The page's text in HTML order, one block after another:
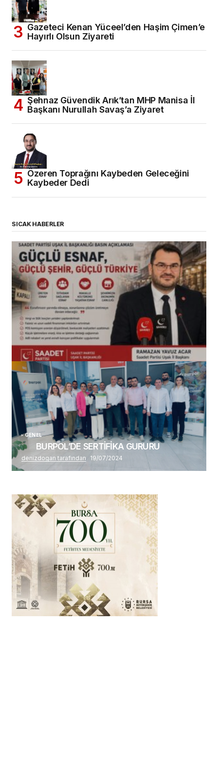
Gazeteci Kenan Yüceel’den Haşim Çimen’e
Hayırlı Olsun Ziyareti
Şehnaz Güvendik Arık’tan MHP Manisa İl
Başkanı Nurullah Savaş’a Ziyaret
Özeren Toprağını Kaybeden Geleceğini
Kaybeder Dedi
SICAK HABERLER
(başlıksız)
Alaattin Karahan tarafından 14/07/2026
GENEL
BURPOL’DE SERTİFİKA GURURU
denizdogan tarafından 19/07/2024